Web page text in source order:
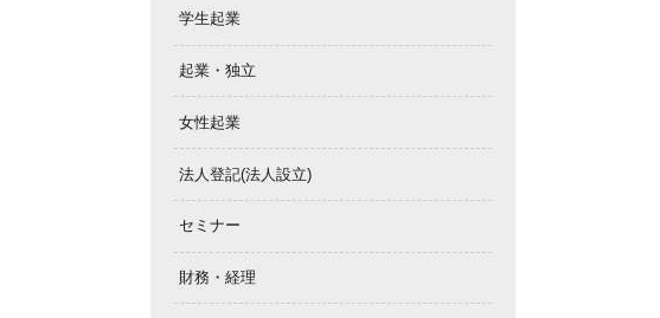
学生起業
起業・独立
女性起業
法人登記(法人設立)
セミナー
財務・経理